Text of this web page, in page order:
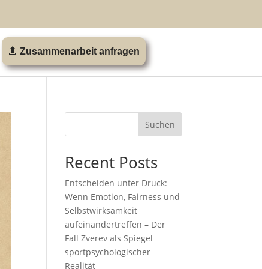
Zusammenarbeit anfragen
Suchen
Recent Posts
Entscheiden unter Druck:
Wenn Emotion, Fairness und
Selbstwirksamkeit
aufeinandertreffen – Der
Fall Zverev als Spiegel
sportpsychologischer
Realität